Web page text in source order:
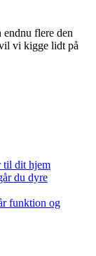
flere den
vi kigge lidt på
til dit hjem
du dyre
funktion og